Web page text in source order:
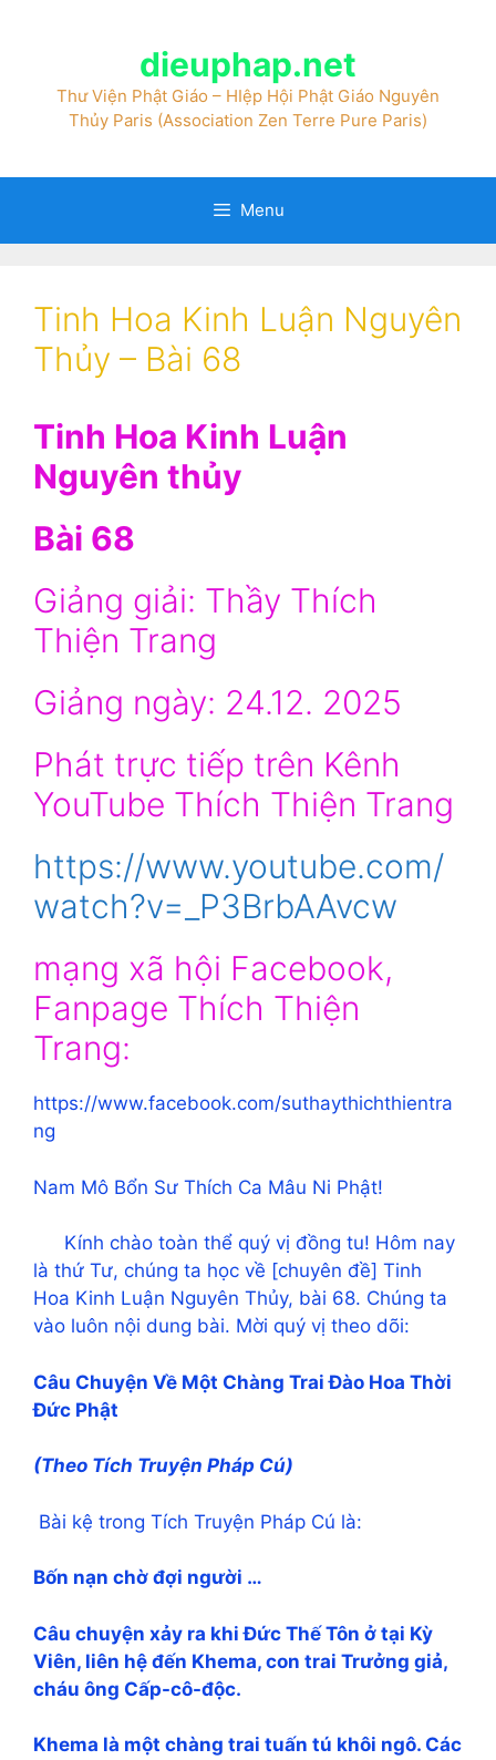
dieuphap.net
Thư Viện Phật Giáo – HIệp Hội Phật Giáo Nguyên
Thủy Paris (Association Zen Terre Pure Paris)
Menu
Tinh Hoa Kinh Luận Nguyên
Thủy – Bài 68
Tinh Hoa Kinh Luận
Nguyên thủy
Bài 68
Giảng giải: Thầy Thích
Thiện Trang
Giảng ngày: 24.12. 2025
Phát trực tiếp trên Kênh
YouTube Thích Thiện Trang
https://www.youtube.com/
watch?v=_P3BrbAAvcw
mạng xã hội Facebook,
Fanpage Thích Thiện
Trang:
https://www.facebook.com/suthaythichthientra
ng
Nam Mô Bổn Sư Thích Ca Mâu Ni Phật!
Kính chào toàn thể quý vị đồng tu! Hôm nay
là thứ Tư, chúng ta học về [chuyên đề] Tinh
Hoa Kinh Luận Nguyên Thủy, bài 68. Chúng ta
vào luôn nội dung bài. Mời quý vị theo dõi:
Câu Chuyện Về Một Chàng Trai Đào Hoa Thời
Đức Phật
(Theo Tích Truyện Pháp Cú)
Bài kệ trong Tích Truyện Pháp Cú là:
Bốn nạn chờ đợi người …
Câu chuyện xảy ra khi Đức Thế Tôn ở tại Kỳ
Viên, liên hệ đến Khema, con trai Trưởng giả,
cháu ông Cấp-cô-độc.
Khema là một chàng trai tuấn tú khôi ngô. Các